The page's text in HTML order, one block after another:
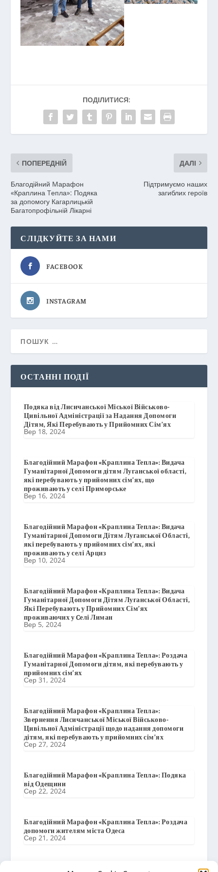
ПОДІЛИТИСЯ:
ПОПЕРЕДНІЙ
Благодійний Mарафон
«Краплина Tепла»: Подяка
за допомогу Кагарлицькій
Багатопрофільній Лікарні
ДАЛІ
Підтримуємо наших
загиблих героїв
СЛІДКУЙТЕ ЗА НАМИ
FACEBOOK
INSTAGRAM
ОСТАННІ ПОДІЇ
Подяка від Лисичанської Міської Військово-
Цивільної Адміністрації за Надання Допомоги
Дітям, Які Перебувають у Прийомних Сім’ях
Вер 18, 2024
Благодійний Марафон «Краплина Тепла»: Видача
Гуманітарної Допомоги дітям Луганської області,
які перебувають у прийомних сім’ях, що
проживають у селі Приморське
Вер 16, 2024
Благодійний Марафон «Краплина Тепла»: Видача
Гуманітарної Допомоги Дітям Луганської Області,
які перебувають у прийомних сім’ях, які
проживають у селі Арциз
Вер 10, 2024
Благодійний Марафон «Краплина Тепла»: Видача
Гуманітарної Допомоги Дітям Луганської Області,
Які Перебувають у Прийомних Сім’ях
проживаючих у Cелі Лиман
Вер 5, 2024
Благодійний Марафон «Краплина Тепла»: Роздача
Гуманітарної Допомоги дітям, які перебувають у
прийомних сім’ях
Сер 31, 2024
Благодійний Марафон «Краплина Тепла»:
Звернення Лисичанської Міської Військово-
Цивільної Адміністрації щодо надання допомоги
дітям, які перебувають у прийомних сім’ях
Сер 27, 2024
Благодійний Марафон «Краплина Тепла»: Подяка
від Одещини
Сер 22, 2024
Благодійний Марафон «Краплина Тепла»: Роздача
допомоги жителям міста Одеса
Сер 21, 2024